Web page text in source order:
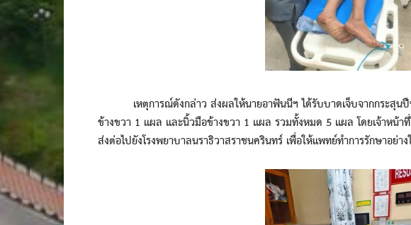
เหตุการณ์ดังกล่าว ส่งผลให้นายอาฟันนีฯ ได้รับบาดเจ็บจากกระสุนปื
ข้างขวา 1 แผล และนิ้วมือข้างขวา 1 แผล รวมทั้งหมด 5 แผล โดยเจ้าหน้า
ส่งต่อไปยังโรงพยาบาลนราธิวาสราชนครินทร์ เพื่อให้แพทย์ทำการรักษาอย่า